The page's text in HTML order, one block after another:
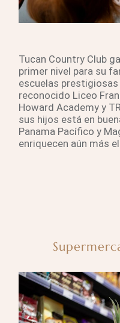
Tucan Country Club
primer nivel para su
escuelas prestigiosas
reconocido Liceo
Howard Academy y
sus hijos está en
Panama Pacífico y
enriquecen aún más